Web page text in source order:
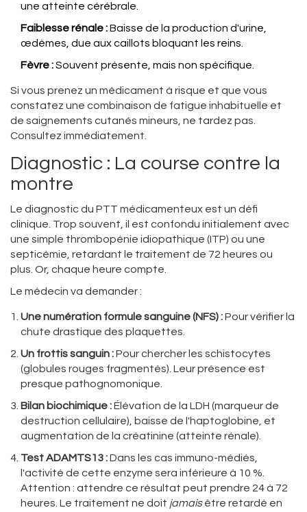
une atteinte cérébrale.
Faiblesse rénale :Baisse de la production d'urine,
œdèmes, due aux caillots bloquant les reins.
Fèvre :Souvent présente, mais non spécifique.
Si vous prenez un médicament à risque et que vous
constatez une combinaison de fatigue inhabituelle et
de saignements cutanés mineurs, ne tardez pas.
Consultez immédiatement.
Diagnostic : La course contre la
montre
Le diagnostic du PTT médicamenteux est un défi
clinique. Trop souvent, il est confondu initialement avec
une simple thrombopénie idiopathique (ITP) ou une
septicémie, retardant le traitement de 72 heures ou
plus. Or, chaque heure compte.
Le médecin va demander :
Une numération formule sanguine (NFS) :Pour vérifier la
chute drastique des plaquettes.
Un frottis sanguin :Pour chercher les schistocytes
(globules rouges fragmentés). Leur présence est
presque pathognomonique.
Bilan biochimique :Élévation de la LDH (marqueur de
destruction cellulaire), baisse de l'haptoglobine, et
augmentation de la créatinine (atteinte rénale).
Test ADAMTS13 :Dans les cas immuno-médiés,
l'activité de cette enzyme sera inférieure à 10 %.
Attention : attendre ce résultat peut prendre 24 à 72
heures. Le traitement ne doit jamaisêtre retardé en